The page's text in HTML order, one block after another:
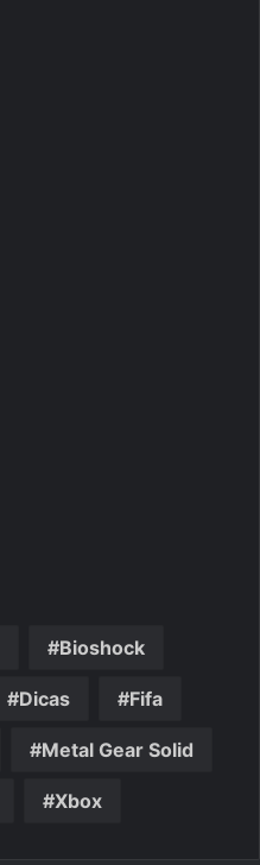
Bioshock
Dicas Fifa
Metal Gear Solid
Xbox